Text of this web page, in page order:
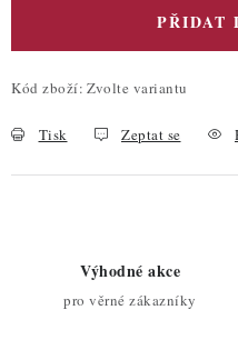
PŘIDAT
Kód zboží: Zvolte variantu
Tisk Zeptat se
Výhodné akce
pro věrné zákazníky